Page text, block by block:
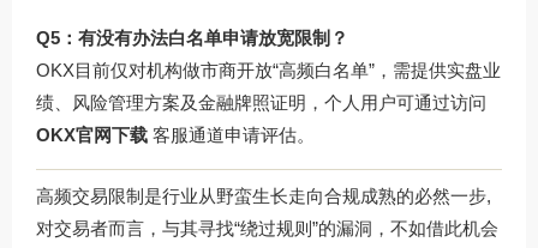
Q5：有没有办法白名单申请放宽限制？
OKX目前仅对机构做市商开放“高频白名单”，需提供实盘业
绩、风险管理方案及金融牌照证明，个人用户可通过访问
OKX官网下载 客服通道申请评估。
高频交易限制是行业从野蛮生长走向合规成熟的必然一步,
对交易者而言，与其寻找“绕过规则”的漏洞，不如借此机会